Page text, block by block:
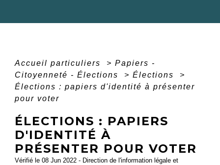
Accueil particuliers > Papiers -
Citoyenneté - Élections
> Élections
>
Élections : papiers d'identité à présenter
pour voter
ÉLECTIONS : PAPIERS
D'IDENTITÉ À
PRÉSENTER POUR VOTER
Vérifié le 08 Jun 2022 - Direction de l'information légale et